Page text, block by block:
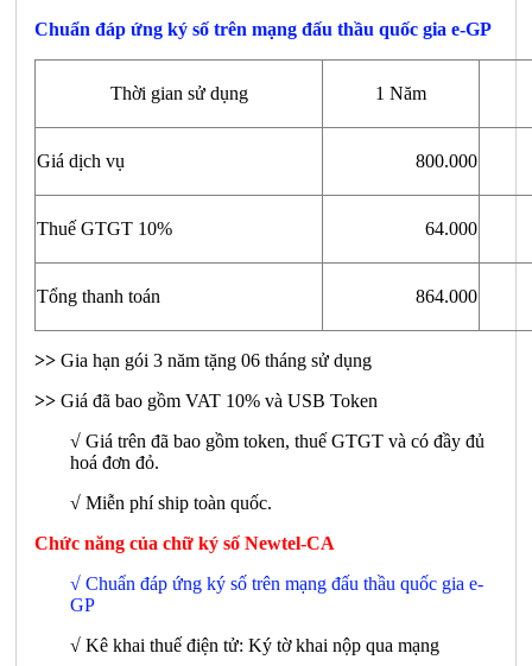
Chuẩn đáp ứng ký số trên mạng đấu thầu quốc gia e-GP
Thời gian sử dụng 1 Năm
Giá dịch vụ 800.000
Thuế GTGT 10% 64.000
Tổng thanh toán 864.000
>> Gia hạn gói 3 năm tặng 06 tháng sử dụng
>> Giá đã bao gồm VAT 10% và USB Token
√ Giá trên đã bao gồm token, thuế GTGT và có đầy đủ
hoá đơn đỏ.
√ Miễn phí ship toàn quốc.
Chức năng của chữ ký số Newtel-CA
√ Chuẩn đáp ứng ký số trên mạng đấu thầu quốc gia e-
GP
√ Kê khai thuế điện tử: Ký tờ khai nộp qua mạng